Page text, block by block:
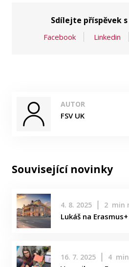
Sdílejte příspěvek
Facebook Linkedin
AUTOR
FSV UK
Související novinky
4. 8. 2025 2 min
Lukáš na
16. 7. 2025 4